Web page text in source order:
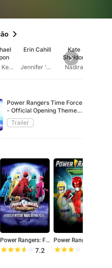
Lucas Kendall
Erin Cahill
Jennifer 'Jen' Scotts
Kate
Sheldon
Nadira
Power Rangers Time Force
- Official Opening Theme
and Theme Song | Power
Rangers Official
Trailer
Power Rangers: Força Mística
7.2